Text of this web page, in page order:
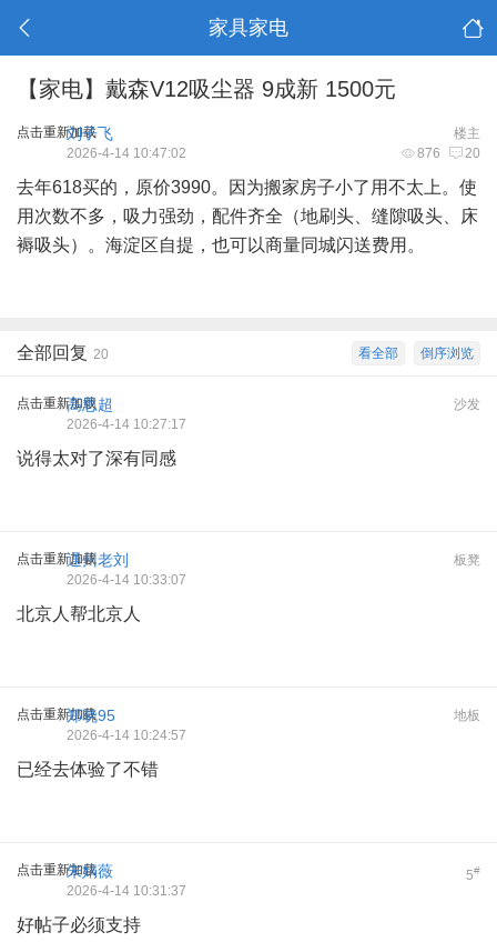
家具家电
【家电】戴森V12吸尘器 9成新 1500元
点击重新加载 楼主
刘子飞
876 20
2026-4-14 10:47:02
去年618买的，原价3990。因为搬家房子小了用不太上。使
用次数不多，吸力强劲，配件齐全（地刷头、缝隙吸头、床
褥吸头）。海淀区自提，也可以商量同城闪送费用。
倒序浏览
看全部
全部回复 20
点击重新加载 沙发
高思超
2026-4-14 10:27:17
说得太对了深有同感
点击重新加载 板凳
通州老刘
2026-4-14 10:33:07
北京人帮北京人
点击重新加载 地板
郑晓95
2026-4-14 10:24:57
已经去体验了不错
点击重新加载 5#
朱娟薇
2026-4-14 10:31:37
好帖子必须支持